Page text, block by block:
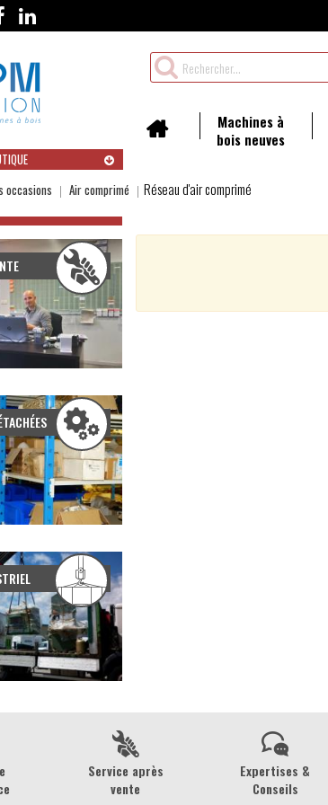
Rechercher
un
Machines à
bois neuves
occasions Air comprimé Réseau d'air comprimé
Service après
vente
Expertises &
Conseils